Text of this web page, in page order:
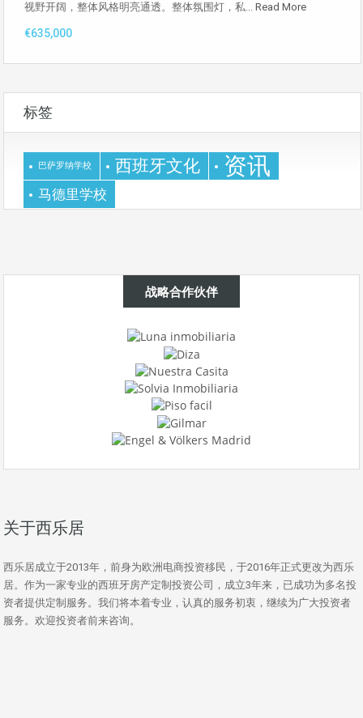
视野开阔，整体风格明亮通透。整体氛围灯，私... Read More
€635,000
标签
巴萨罗纳学校 西班牙文化 资讯
马德里学校
战略合作伙伴
关于西乐居
西乐居成立于2013年，前身为欧洲电商投资移民，于2016年正式更改为西乐
居。作为一家专业的西班牙房产定制投资公司，成立3年来，已成功为多名投
资者提供定制服务。我们将本着专业，认真的服务初衷，继续为广大投资者
服务。欢迎投资者前来咨询。